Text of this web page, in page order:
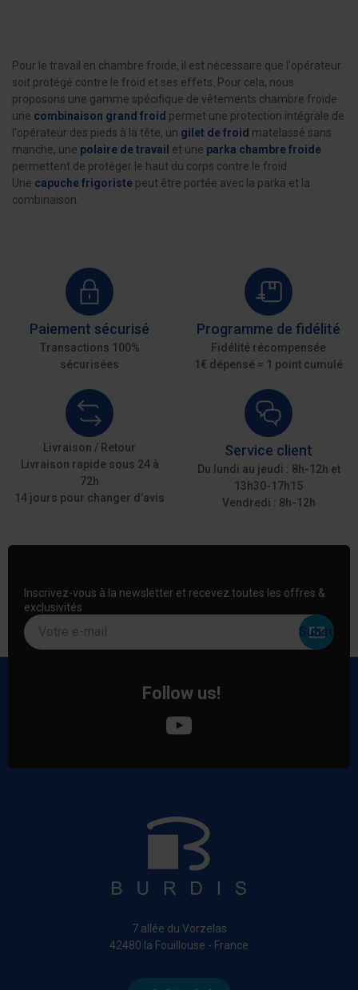
Pour le travail en chambre froide, il est nécessaire que l'opérateur
soit protégé contre le froid et ses effets. Pour cela, nous
proposons une gamme spécifique de vêtements chambre froide :
une combinaison grand froid permet une protection intégrale de
l'opérateur des pieds à la tête, un gilet de froid matelassé sans
manche, une polaire de travail et une parka chambre froide
permettent de protéger le haut du corps contre le froid.
Une capuche frigoriste peut être portée avec la parka et la
combinaison.
Paiement sécurisé
Transactions 100%
sécurisées
Programme de fidélité
Fidélité récompensée
1€ dépensé = 1 point cumulé
Livraison / Retour
Livraison rapide sous 24 à
72h
14 jours pour changer d’avis
Service client
Du lundi au jeudi : 8h-12h et
13h30-17h15
Vendredi : 8h-12h
Inscrivez-vous à la newsletter et recevez toutes les offres &
exclusivités
Votre e-mail
Follow us!
7 allée du Vorzelas
42480 la Fouillouse - France